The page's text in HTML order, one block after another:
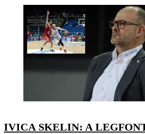
IVICA SKELIN: A